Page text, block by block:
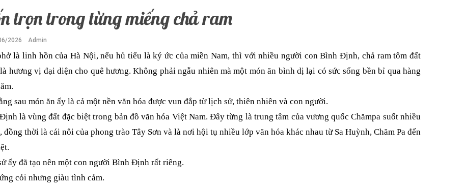
trọn trong từng miếng chả ram
2026 Admin
là linh hồn của Hà Nội, nếu hủ tiếu là ký ức của miền Nam, thì với nhiều người con Bình Định, chả ram tôm đất
hương vị đại diện cho quê hương.Không phải ngẫu nhiên mà một món ăn bình dị lại có sức sống bền bỉ qua hàng
sau món ăn ấy là cả một nền văn hóa được vun đắp từ lịch sử, thiên nhiên và con người.
là vùng đất đặc biệt trong bản đồ văn hóa Việt Nam. Đây từng là trung tâm của vương quốc Chămpa suốt nhiều
đồng thời là cái nôi của phong trào Tây Sơn và là nơi hội tụ nhiều lớp văn hóa khác nhau từ Sa Huỳnh, Chăm Pa đến
ấy đã tạo nên một con người Bình Định rất riêng.
cỏi nhưng giàu tình cảm.